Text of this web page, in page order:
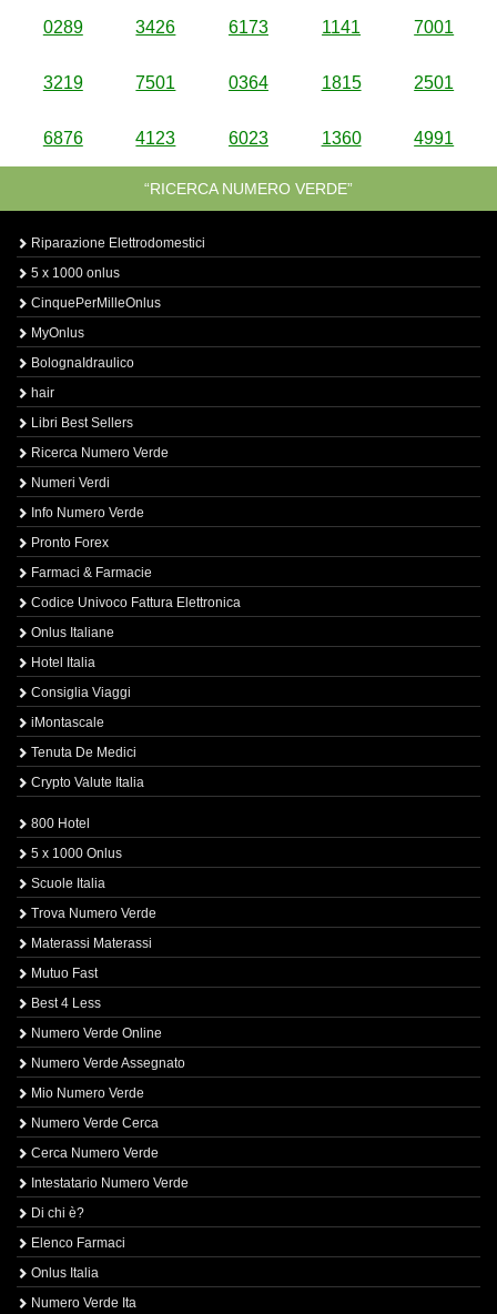
0289 3426 6173 1141 7001
3219 7501 0364 1815 2501
6876 4123 6023 1360 4991
“RICERCA NUMERO VERDE”
Riparazione Elettrodomestici
5 x 1000 onlus
CinquePerMilleOnlus
MyOnlus
BolognaIdraulico
hair
Libri Best Sellers
Ricerca Numero Verde
Numeri Verdi
Info Numero Verde
Pronto Forex
Farmaci & Farmacie
Codice Univoco Fattura Elettronica
Onlus Italiane
Hotel Italia
Consiglia Viaggi
iMontascale
Tenuta De Medici
Crypto Valute Italia
800 Hotel
5 x 1000 Onlus
Scuole Italia
Trova Numero Verde
Materassi Materassi
Mutuo Fast
Best 4 Less
Numero Verde Online
Numero Verde Assegnato
Mio Numero Verde
Numero Verde Cerca
Cerca Numero Verde
Intestatario Numero Verde
Di chi è?
Elenco Farmaci
Onlus Italia
Numero Verde Ita